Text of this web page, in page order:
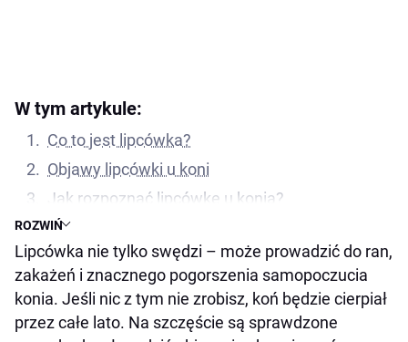
W tym artykule:
ROZWIŃ
Co to jest lipcówka?
Objawy lipcówki u koni
Jak rozpoznać lipcówkę u konia?
Jak przebiega lipcówka?
Czy lipcówka u koni jest zaraźliwa?
Jak pomóc koniowi z lipcówką?
Jak zapobiegać nawrotom świądu skóry?
Lipcówka nie tylko swędzi – może prowadzić do ran,
zakażeń i znacznego pogorszenia samopoczucia
konia. Jeśli nic z tym nie zrobisz, koń będzie cierpiał
przez całe lato. Na szczęście są sprawdzone